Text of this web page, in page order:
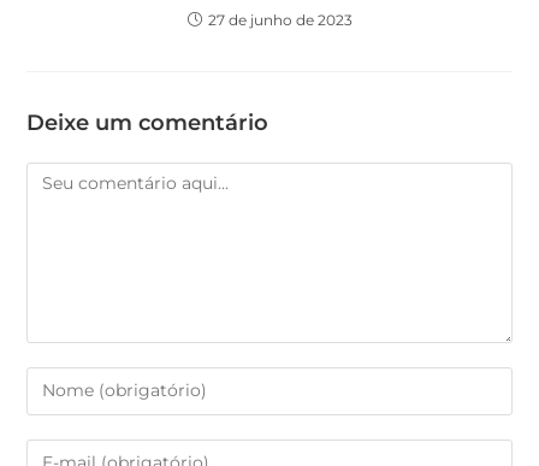
27 de junho de 2023
Deixe um comentário